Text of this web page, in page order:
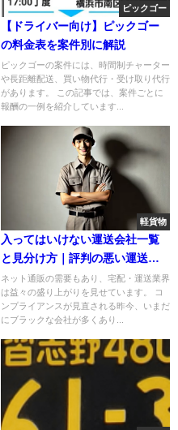
ピックゴー
【ドライバー向け】ピックゴー
の料金表を案件別に解説
ピックゴーの案件には、時間制チャーター
や長距離配送、買い物代行・受け取り代行
があります。 この記事では、案件ごとに
報酬の一例を紹介しています...
軽貨物
入ってはいけない運送会社一覧
と見分け方｜評判の悪い運送会
社
ネット通販の需要もあり、宅配・運送業界
は益々の盛り上がりを見せています。 コ
ンプライアンスが見直される昨今、いまだ
にブラックな会社が多くあり...